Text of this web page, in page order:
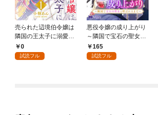
売られた辺境伯令嬢は
隣国の王太子に溺愛さ
れる 1
0
試読フル
悪役令嬢の成り上がり
～隣国で宝石の聖女と
呼ばれるまで～（コミ
ック） 分冊版 1
165
試読フル